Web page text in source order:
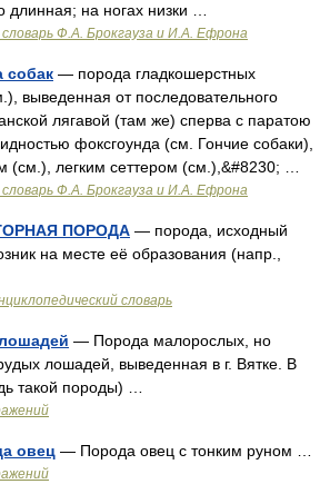
длинная; на ногах низки …
Ф.А. Брокгауза и И.А. Ефрона
собак — порода гладкошерстных
выведенная от последовательного
лягавой (там же) сперва с паратою
фоксгоунда (см. Гончие собаки),
(см.), легким сеттером (см.),&#8230; …
Ф.А. Брокгауза и И.А. Ефрона
ПОРОДА — порода, исходный
на месте её образования (напр.,
словарь
— Порода малорослых, но
лошадей, выведенная в г. Вятке. В
такой породы) …
овец — Порода овец с тонким руном …